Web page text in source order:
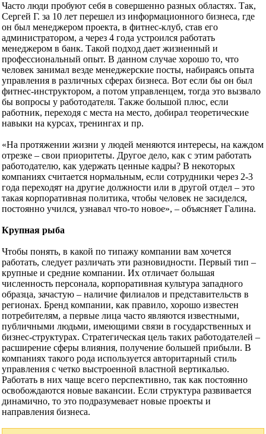
Часто люди пробуют себя в совершенно разных областях. Так,
Сергей Г. за 10 лет перешел из информационного бизнеса, где
он был менеджером проекта, в фитнес-клуб, став его
администратором, а через 4 года устроился работать
менеджером в банк. Такой подход дает жизненный и
профессиональный опыт. В данном случае хорошо то, что
человек занимал везде менеджерские посты, набираясь опыта
управления в различных сферах бизнеса. Вот если бы он был
фитнес-инструктором, а потом управленцем, тогда это вызвало
бы вопросы у работодателя. Также большой плюс, если
работник, переходя с места на место, добирал теоретические
навыки на курсах, тренингах и пр.
«На протяжении жизни у людей меняются интересы, на каждом
отрезке – свои приоритеты. Другое дело, как с этим работать
работодателю, как удержать ценные кадры? В некоторых
компаниях считается нормальным, если сотрудники через 2-3
года переходят на другие должности или в другой отдел – это
такая корпоративная политика, чтобы человек не засиделся,
постоянно учился, узнавал что-то новое», – объясняет Галина.
Крупная рыба
Чтобы понять, в какой по типажу компании вам хочется
работать, следует различать эти разновидности. Первый тип –
крупные и средние компании. Их отличает большая
численность персонала, корпоративная культура западного
образца, зачастую – наличие филиалов и представительств в
регионах. Бренд компании, как правило, хорошо известен
потребителям, а первые лица часто являются известными,
публичными людьми, имеющими связи в государственных и
бизнес-структурах. Стратегическая цель таких работодателей –
расширение сферы влияния, получение большей прибыли. В
компаниях такого рода используется авторитарный стиль
управления с четко выстроенной властной вертикалью.
Работать в них чаще всего перспективно, так как постоянно
освобождаются новые вакансии. Если структура развивается
динамично, то это подразумевает новые проекты и
направления бизнеса.